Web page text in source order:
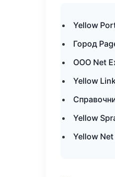
Yellow
Город
ООО Net
Yellow
Yellow
Yellow